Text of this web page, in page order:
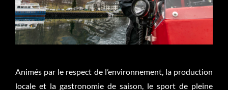
Animés par le respect de l’environnement, la production
locale et la gastronomie de saison, le sport de pleine